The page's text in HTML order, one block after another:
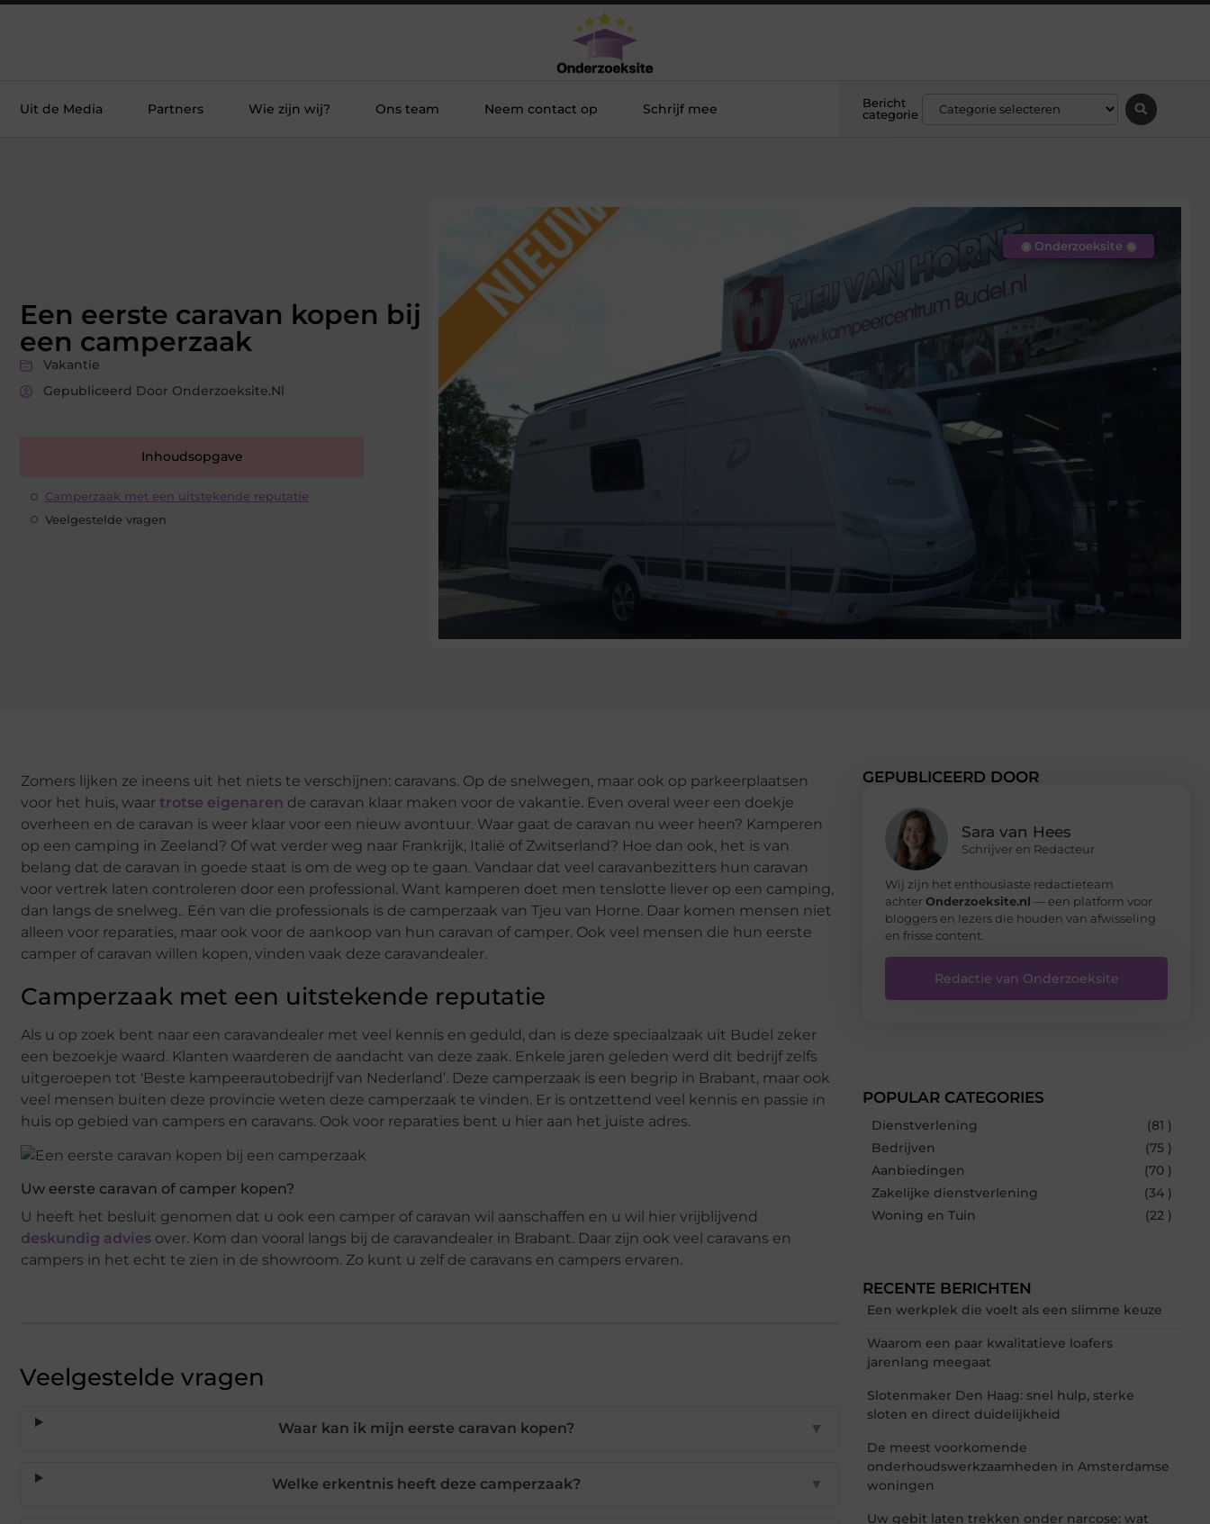
Uit de Media Partners Wie zijn wij? Ons team Neem contact op Schrijf mee
Bericht
categorie
Een eerste caravan kopen bij
een camperzaak
Vakantie
Gepubliceerd Door Onderzoeksite.nl
Inhoudsopgave
Camperzaak met een uitstekende reputatie
Veelgestelde vragen
◉ Onderzoeksite ◉
Zomers lijken ze ineens uit het niets te verschijnen: caravans. Op de snelwegen, maar ook op parkeerplaatsen
voor het huis, waar trotse eigenaren de caravan klaar maken voor de vakantie. Even overal weer een doekje
overheen en de caravan is weer klaar voor een nieuw avontuur. Waar gaat de caravan nu weer heen? Kamperen
op een camping in Zeeland? Of wat verder weg naar Frankrijk, Italië of Zwitserland? Hoe dan ook, het is van
belang dat de caravan in goede staat is om de weg op te gaan. Vandaar dat veel caravanbezitters hun caravan
voor vertrek laten controleren door een professional. Want kamperen doet men tenslotte liever op een camping,
dan langs de snelweg.. Eén van die professionals is de camperzaak van Tjeu van Horne. Daar komen mensen niet
alleen voor reparaties, maar ook voor de aankoop van hun caravan of camper. Ook veel mensen die hun eerste
camper of caravan willen kopen, vinden vaak deze caravandealer.
Camperzaak met een uitstekende reputatie
Als u op zoek bent naar een caravandealer met veel kennis en geduld, dan is deze speciaalzaak uit Budel zeker
een bezoekje waard. Klanten waarderen de aandacht van deze zaak. Enkele jaren geleden werd dit bedrijf zelfs
uitgeroepen tot ‘Beste kampeerautobedrijf van Nederland’. Deze camperzaak is een begrip in Brabant, maar ook
veel mensen buiten deze provincie weten deze camperzaak te vinden. Er is ontzettend veel kennis en passie in
huis op gebied van campers en caravans. Ook voor reparaties bent u hier aan het juiste adres.
Uw eerste caravan of camper kopen?
U heeft het besluit genomen dat u ook een camper of caravan wil aanschaffen en u wil hier vrijblijvend
deskundig advies over. Kom dan vooral langs bij de caravandealer in Brabant. Daar zijn ook veel caravans en
campers in het echt te zien in de showroom. Zo kunt u zelf de caravans en campers ervaren.
Veelgestelde vragen
Waar kan ik mijn eerste caravan kopen? ▼
Welke erkentnis heeft deze camperzaak? ▼
GEPUBLICEERD DOOR
Sara van Hees
Schrijver en Redacteur
Wij zijn het enthousiaste redactieteam
achterOnderzoeksite.nl — een platform voor
bloggers en lezers die houden van afwisseling
en frisse content.
Redactie van Onderzoeksite
POPULAR CATEGORIES
Dienstverlening
(81 )
Bedrijven
(75 )
Aanbiedingen
(70 )
Zakelijke dienstverlening
(34 )
Woning en Tuin
(22 )
RECENTE BERICHTEN
Een werkplek die voelt als een slimme keuze
Waarom een paar kwalitatieve loafers
jarenlang meegaat
Slotenmaker Den Haag: snel hulp, sterke
sloten en direct duidelijkheid
De meest voorkomende
onderhoudswerkzaamheden in Amsterdamse
woningen
Uw gebit laten trekken onder narcose: wat